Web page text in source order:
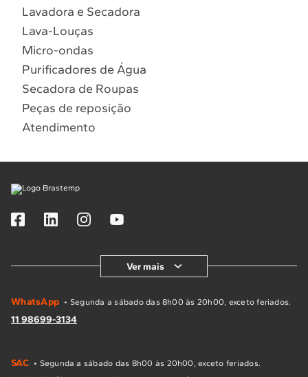
Lavadora e Secadora
Lava-Louças
Micro-ondas
Purificadores de Água
Secadora de Roupas
Peças de reposição
Atendimento
Ver mais
WhatsApp • Segunda a sábado das 8h00 às 20h00, exceto feriados.
11 98699-3134
SAC • Segunda a sábado das 8h00 às 20h00, exceto feriados.